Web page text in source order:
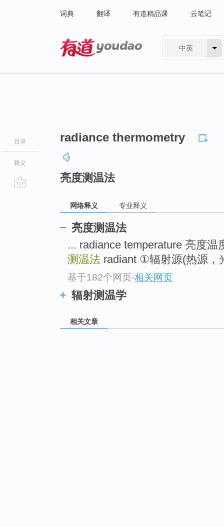
词典 翻译 有道精品课 云笔记
中英
目录
释义
radiance thermometry
亮度测温法
网络释义 专业释义
亮度测温法
... radiance temperature 亮度温
测温法 radiant ①辐射源(热源
基于182个网页-相关网页
辐射测温学
相关文章